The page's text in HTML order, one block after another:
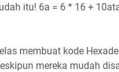
itu! 6a = 6 * 16 +
membuat kode
mereka mudah